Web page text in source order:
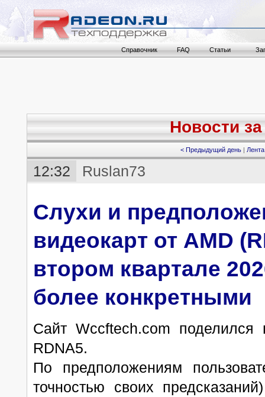
Справочник FAQ Статьи
Новости за
< Предыдущий день | Лента
12:32 Ruslan73
Слухи и
видеокарт от AMD
втором квартале
более конкретными
Сайт Wccftech.com поделился
RDNA5.
По предположениям
точностью своих